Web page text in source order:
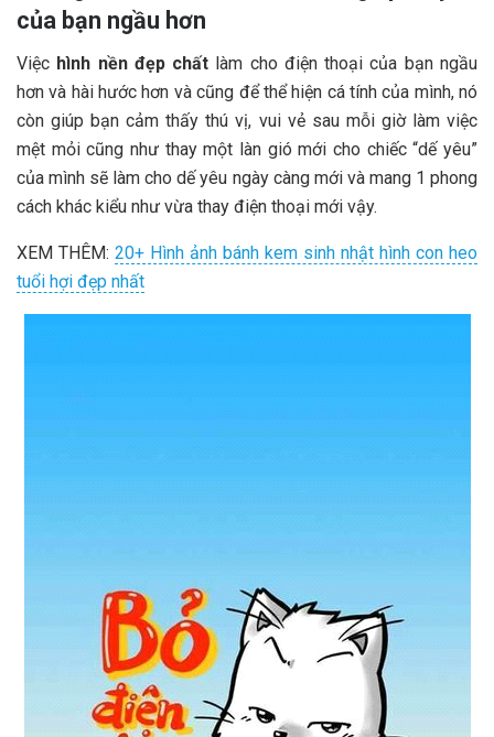
của bạn ngầu hơn
Việc hình nền đẹp chất làm cho điện thoại của bạn ngầu
hơn và hài hước hơn và cũng để thể hiện cá tính của mình, nó
còn giúp bạn cảm thấy thú vị, vui vẻ sau mỗi giờ làm việc
mệt mỏi cũng như thay một làn gió mới cho chiếc “dế yêu”
của mình sẽ làm cho dế yêu ngày càng mới và mang 1 phong
cách khác kiểu như vừa thay điện thoại mới vậy.
XEM THÊM: 20+ Hình ảnh bánh kem sinh nhật hình con heo
tuổi hợi đẹp nhất